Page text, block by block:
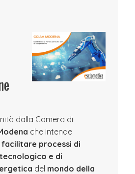
dalla Camera di
che intende
processi di
e di
del mondo della